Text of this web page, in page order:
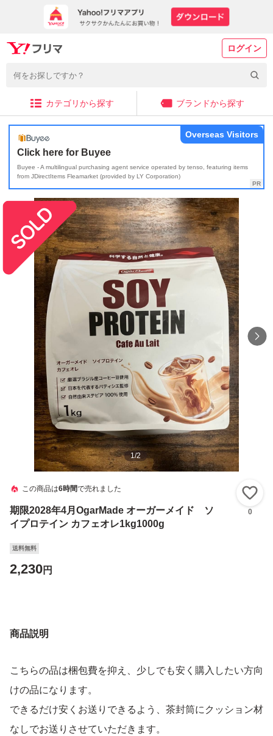
ログイン
カテゴリから探す ブランドから探す
Click here for Buyee
Buyee - A multilingual purchasing agent service operated by tenso, featuring items
from JDirectItems Fleamarket (provided by LY Corporation)
Overseas Visitors
1/2
この商品は6時間で売れました
期限2028年4月OgarMade オーガーメイド ソ
イプロテイン カフェオレ1kg1000g
0
送料無料
2,230円
商品説明
こちらの品は梱包費を抑え、少しでも安く購入したい方向
けの品になります。
できるだけ安くお送りできるよう、茶封筒にクッション材
なしでお送りさせていただきます。